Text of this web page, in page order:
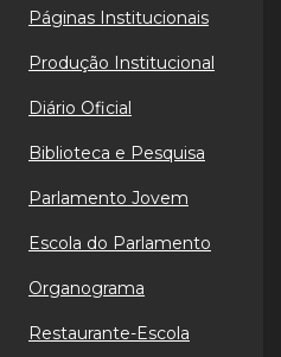
Páginas Institucionais
Produção Institucional
Diário Oficial
Biblioteca e Pesquisa
Parlamento Jovem
Escola do Parlamento
Organograma
Restaurante-Escola